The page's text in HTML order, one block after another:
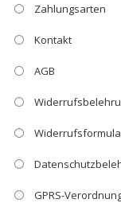
Zahlungsarten
Kontakt
AGB
GPRS-